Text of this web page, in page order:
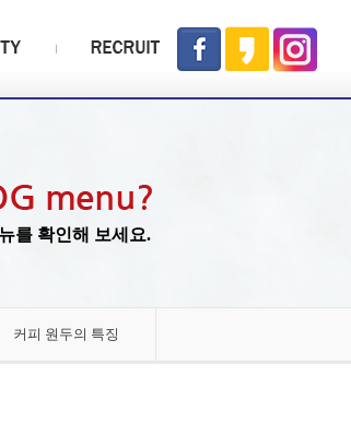
를 확인해 보세요.
커피 원두의 특징